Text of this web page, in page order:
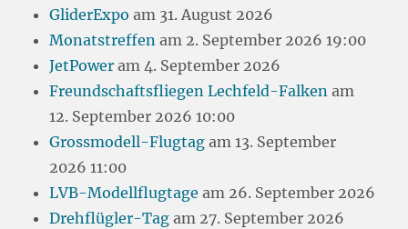
GliderExpo am 31. August 2026
Monatstreffen am 2. September 2026 19:00
JetPower am 4. September 2026
Freundschaftsfliegen Lechfeld-Falken am
12. September 2026 10:00
Grossmodell-Flugtag am 13. September
2026 11:00
LVB-Modellflugtage am 26. September 2026
Drehflügler-Tag am 27. September 2026